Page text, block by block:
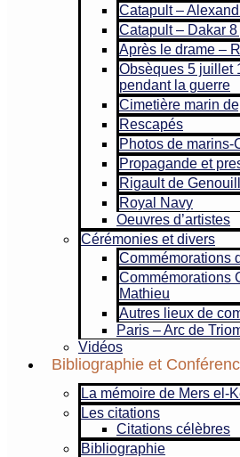
Catapult –
Catapult – Dakar
Après le drame –
Obsèques 5 juillet
pendant la guerre
Cimetière marin
Rescapés
Photos de marins-
Propagande et
Rigault de
Royal Navy
Oeuvres d’artistes
Cérémonies et divers
Commémorations
Commémorations
Mathieu
Autres lieux de
Paris – Arc de
Vidéos
Bibliographie et
La mémoire de Mers el-
Les citations
Citations célèbres
Bibliographie